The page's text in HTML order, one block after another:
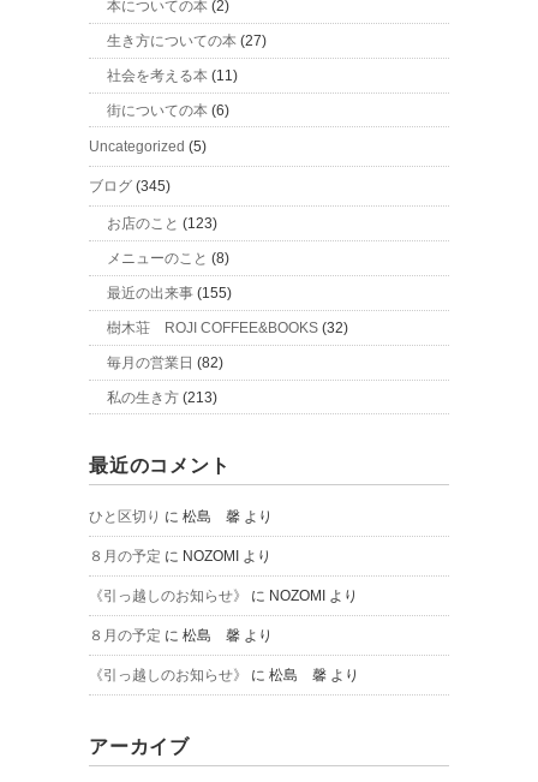
本についての本 (2)
生き方についての本 (27)
社会を考える本 (11)
街についての本 (6)
Uncategorized (5)
ブログ (345)
お店のこと (123)
メニューのこと (8)
最近の出来事 (155)
樹木荘 ROJI COFFEE&BOOKS (32)
毎月の営業日 (82)
私の生き方 (213)
最近のコメント
ひと区切り に 松島 馨 より
８月の予定 に NOZOMI より
《引っ越しのお知らせ》 に NOZOMI より
８月の予定 に 松島 馨 より
《引っ越しのお知らせ》 に 松島 馨 より
アーカイブ